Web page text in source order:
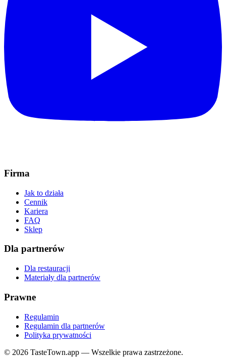
Firma
Jak to działa
Cennik
Kariera
FAQ
Sklep
Dla partnerów
Dla restauracji
Materiały dla partnerów
Prawne
Regulamin
Regulamin dla partnerów
Polityka prywatności
© 2026 TasteTown.app — Wszelkie prawa zastrzeżone.